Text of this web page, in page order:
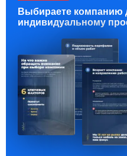
Выбираете компанию
индивидуальному